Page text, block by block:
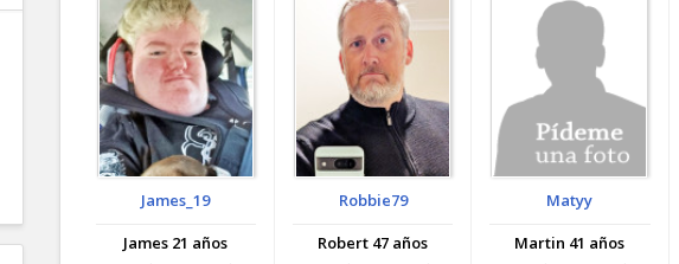
James_19
James 21 años
Robbie79
Robert 47 años
Matyy
Martin 41 años